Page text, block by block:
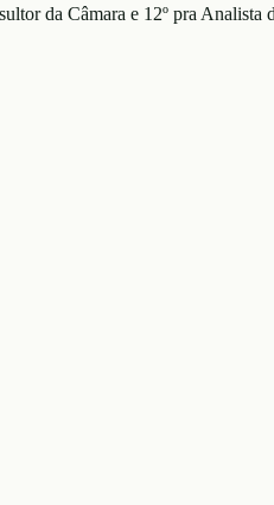
da Câmara e 12º pra Analista